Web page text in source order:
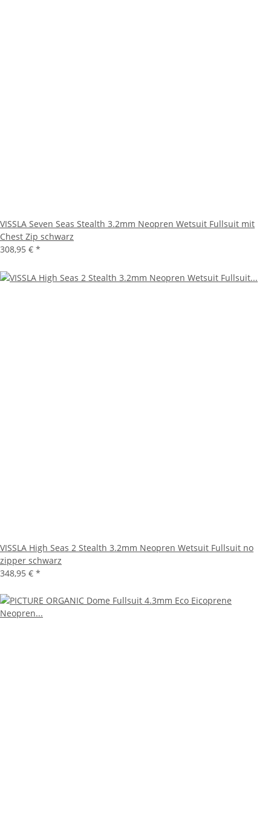
VISSLA Seven Seas Stealth 3.2mm Neopren Wetsuit Fullsuit mit
Chest Zip schwarz
308,95 € *
VISSLA High Seas 2 Stealth 3.2mm Neopren Wetsuit Fullsuit no
zipper schwarz
348,95 € *